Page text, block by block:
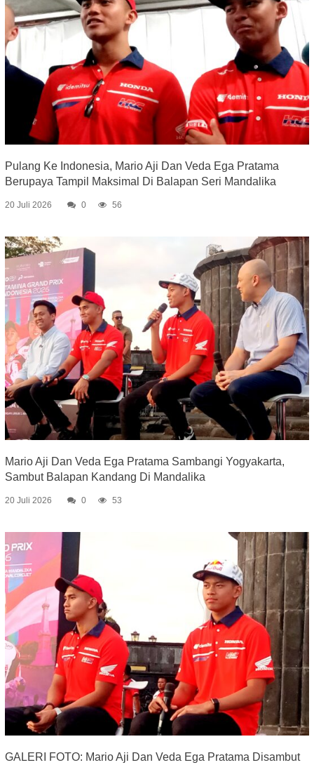
Pulang Ke Indonesia, Mario Aji Dan Veda Ega Pratama
Berupaya Tampil Maksimal Di Balapan Seri Mandalika
20 Juli 2026 0 56
Mario Aji Dan Veda Ega Pratama Sambangi Yogyakarta,
Sambut Balapan Kandang Di Mandalika
20 Juli 2026 0 53
GALERI FOTO: Mario Aji Dan Veda Ega Pratama Disambut